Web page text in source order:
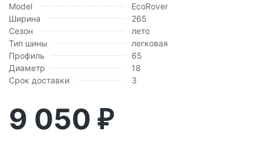
Model
EcoRover
Ширина
265
Сезон
лето
Тип шины
легковая
Профиль
65
Диаметр
18
Срок доставки
3
9 050 ₽